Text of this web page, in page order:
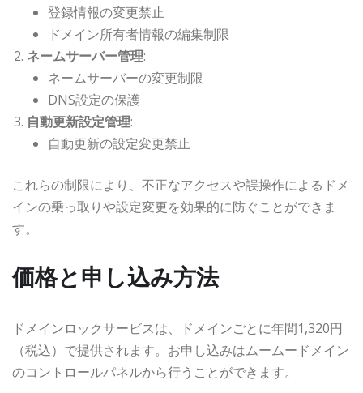
登録情報の変更禁止
ドメイン所有者情報の編集制限
ネームサーバー管理:
ネームサーバーの変更制限
DNS設定の保護
自動更新設定管理:
自動更新の設定変更禁止
これらの制限により、不正なアクセスや誤操作によるドメ
インの乗っ取りや設定変更を効果的に防ぐことができま
す。
価格と申し込み方法
ドメインロックサービスは、ドメインごとに年間1,320円
（税込）で提供されます。お申し込みはムームードメイン
のコントロールパネルから行うことができます。